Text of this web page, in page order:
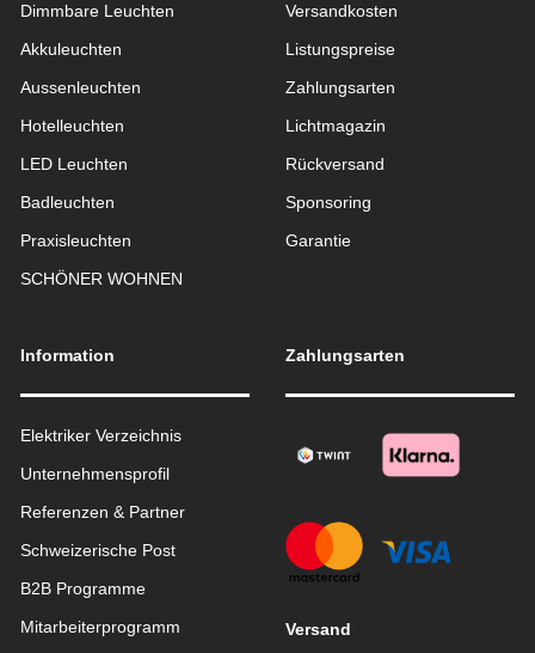
Dimmbare Leuchten
Akkuleuchten
Aussen­leuchten
Hotelleuchten
LED Leuchten
Badleuchten
Praxisleuchten
SCHÖNER WOHNEN
Versandkosten
Listungspreise
Zahlungsarten
Lichtmagazin
Rückversand
Sponsoring
Garantie
Information
Elektriker Verzeichnis
Unternehmensprofil
Referenzen & Partner
Schweizerische Post
B2B Programme
Mitarbeiterprogramm
Zahlungsarten
Versand